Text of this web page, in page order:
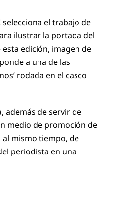
selecciona el trabajo de
ilustrar la portada del
edición, imagen de
a una de las
rodada en el casco
además de servir de
medio de promoción de
al mismo tiempo, de
periodista en una
Manuel
Ovalle, en su